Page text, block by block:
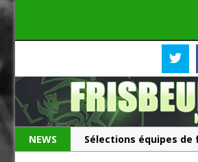
NEWS
Sélections équipes de